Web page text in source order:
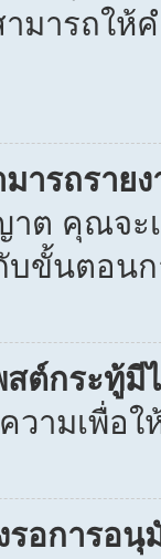
ามารถใ
ารถรา
ต คุณจะเ
ขั้นตอนก
ต์กระทู้มี
ามเพื่อใ
รอการอนุ